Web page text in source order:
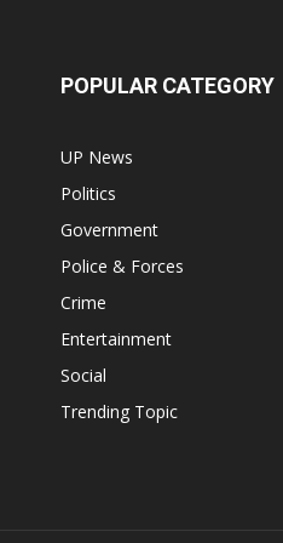
POPULAR CATEGORY
UP News
Politics
Government
Police & Forces
Crime
Entertainment
Social
Trending Topic